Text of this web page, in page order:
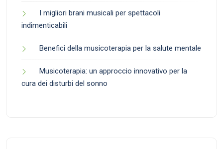
I migliori brani musicali per spettacoli
indimenticabili
Benefici della musicoterapia per la salute mentale
Musicoterapia: un approccio innovativo per la
cura dei disturbi del sonno